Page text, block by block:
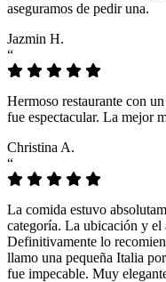
aseguramos de pedir una.
Jazmin H.
“
Hermoso restaurante con
fue espectacular. La mejor
Christina A.
“
La comida estuvo
categoría. La ubicación y el
Definitivamente lo
llamo una pequeña Italia
fue impecable. Muy